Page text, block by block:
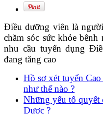
Điều dưỡng viên là
chăm sóc sức khỏe
nhu cầu tuyển dụng
đang tăng cao
Hồ sơ xét tuyển
như thế nào ?
Những yếu tố quyết
Dược ?